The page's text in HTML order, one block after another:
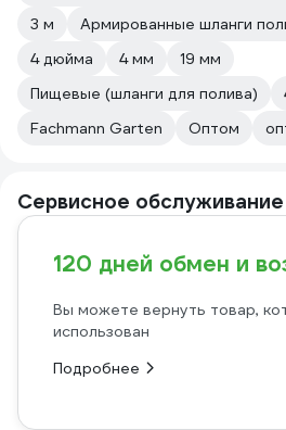
3 м
Армированные шланги
4 дюйма
4 мм
19 мм
Пищевые (шланги для полива)
Fachmann Garten
Оптом
Сервисное обслуживание
120 дней обмен и
Вы можете вернуть товар,
использован
Подробнее